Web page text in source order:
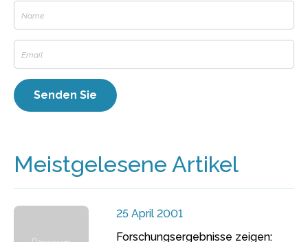
Meistgelesene Artikel
25 April 2001
Forschungsergebnisse zeigen: